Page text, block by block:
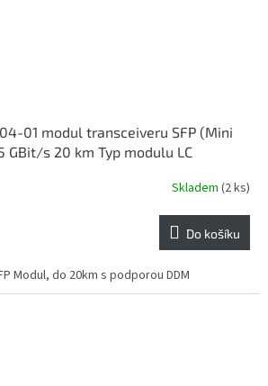
01 modul transceiveru SFP (Mini
GBit/s 20 km Typ modulu LC
Skladem (2 ks)
Do košíku
Modul, do 20km s podporou DDM